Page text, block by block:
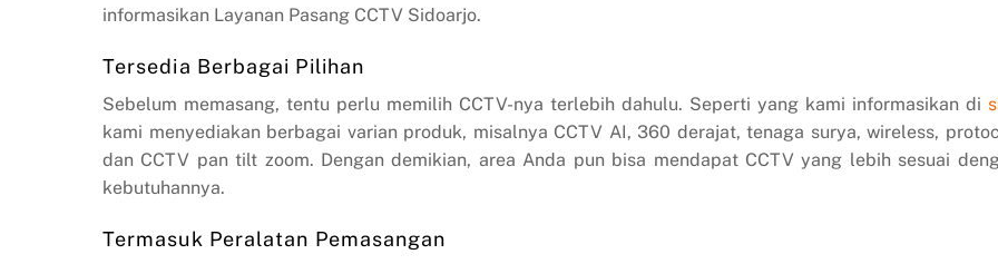
informasikan Layanan Pasang CCTV Sidoarjo.
Tersedia Berbagai Pilihan
Sebelum memasang, tentu perlu memilih CCTV-nya terlebih dahulu. Seperti yang kami informasikan di
kami menyediakan berbagai varian produk, misalnya CCTV AI, 360 derajat, tenaga surya, wireless,
dan CCTV pan tilt zoom. Dengan demikian, area Anda pun bisa mendapat CCTV yang lebih sesuai
kebutuhannya.
Termasuk Peralatan Pemasangan